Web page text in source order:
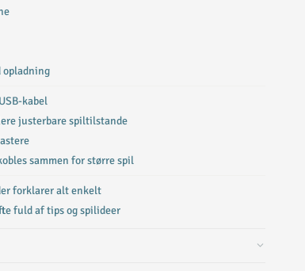
kabel
justerbare spiltilstande
sammen for større spil
forklarer alt enkelt
fuld af tips og spilideer